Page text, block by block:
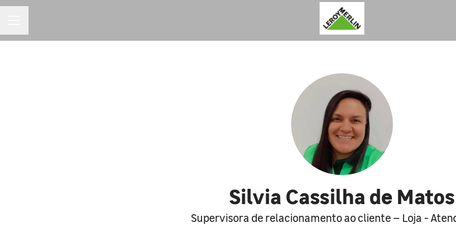
Silvia Cassilha de Matos
Supervisora de relacionamento ao cliente – Loja -